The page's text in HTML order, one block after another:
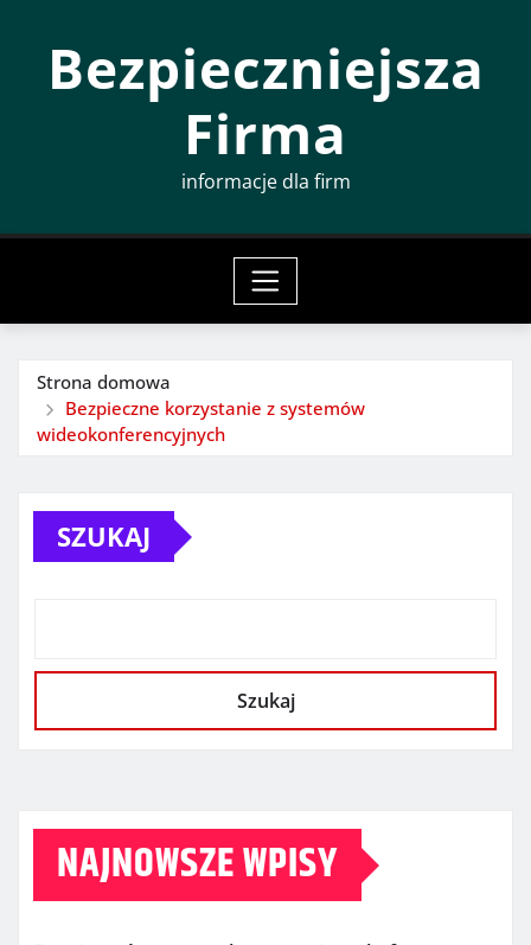
Bezpieczniejsza
Firma
informacje dla firm
Strona domowa
Bezpieczne korzystanie z systemów
wideokonferencyjnych
SZUKAJ
Szukaj
NAJNOWSZE WPISY